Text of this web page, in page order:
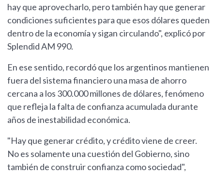
hay que aprovecharlo, pero también hay que generar
condiciones suficientes para que esos dólares queden
dentro de la economía y sigan circulando", explicó por
Splendid AM 990.
En ese sentido, recordó que los argentinos mantienen
fuera del sistema financiero una masa de ahorro
cercana a los 300.000 millones de dólares, fenómeno
que refleja la falta de confianza acumulada durante
años de inestabilidad económica.
"Hay que generar crédito, y crédito viene de creer.
No es solamente una cuestión del Gobierno, sino
también de construir confianza como sociedad",